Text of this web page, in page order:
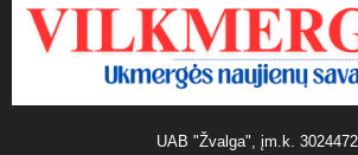
UAB "Žvalga", įm.k.